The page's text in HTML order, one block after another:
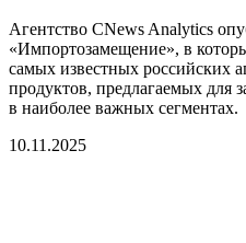
Агентство CNews Analytics
«Импортозамещение», в
самых известных российских
продуктов, предлагаемых для
в наиболее важных сегментах.
10.11.2025